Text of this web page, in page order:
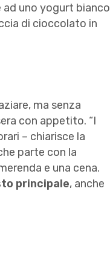
ad uno yogurt bianco
di cioccolato in
ma senza
con appetito. “I
– chiarisce la
parte con la
e una cena.
principale, anche